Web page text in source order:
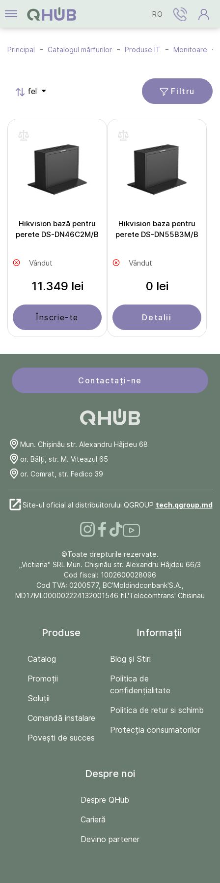
RO
Principal Catalogul mărfurilor Produse IT Monitoare
fel Filtru
Hikvision bază pentru
perete DS-DN46C2M/B
Vândut
11.349 lei
Înscrie-te
Hikvision baza pentru
perete DS-DN55B3M/B
Vândut
0 lei
Detalii
Contactați-ne
Mun. Chişinău str. Alexandru Hâjdeu 68
or. Bălți, str. M. Viteazul 65
or. Comrat, str. Fedico 39
Site-ul oficial al distribuitorului QGROUP tech.qgroup.md
©Toate drepturile rezervate.
„Victiana" SRL Mun. Chişinău str. Alexandru Hâjdeu 66/3
Cod fiscal: 1002600028096
Cod TVA: 0200577, BC'Moldindconbank'S.A.,
MD17ML000002224132001546 fil.'Telecomtrans' Chisinau
Produse
Catalog
Promoții
Soluții
Comandă instalare
Povești de succes
Informații
Blog și Stiri
Politica de
confidențialitate
Politica de retur si schimb
Protecția consumatorilor
Despre noi
Despre QHub
Carieră
Devino partener